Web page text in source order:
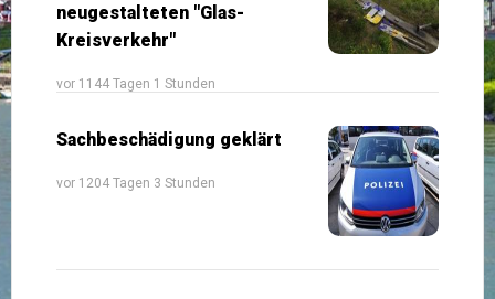
neugestalteten "Glas-
Kreisverkehr"
vor 1144 Tagen 1 Stunden
Sachbeschädigung geklärt
vor 1204 Tagen 3 Stunden